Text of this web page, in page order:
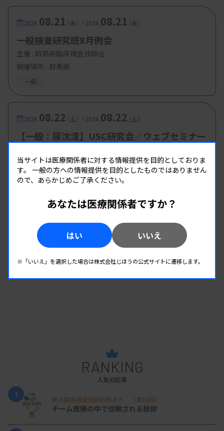
2026. 08.21（金） -2026. 08.21（金）
一般検査研究班8月例会
主催 : 群馬県臨床検査技師会
開催場所 : 群馬県
一般
2026. 08.22（土） -2026. 08.22（土）
【一般：尿沈渣】USC研究会／ウェブセミナー
開催場所 : live配信
一般
RANKING
人気の記事
1
新人臨床検査技師の歩き方 ［第16回］
チーム医療の中で信頼される技師
当サイトは医療関係者に対する情報提供を目的としておりま
す。 一般の方への情報提供を目的としたものではありません
ので、あらかじめご了承ください。
あなたは医療関係者ですか？
はい いいえ
※「いいえ」を選択した場合は株式会社じほうの公式サイトに遷移します。